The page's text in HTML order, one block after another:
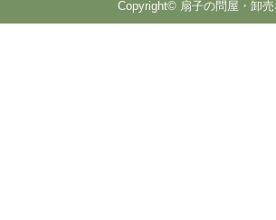
Copyright© 扇子の問屋・卸